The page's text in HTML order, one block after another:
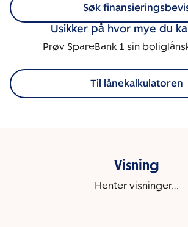
Søk
Usikker på hvor mye du
Prøv SpareBank 1 sin
Til lånekalkulatoren
Visning
Henter visninger...